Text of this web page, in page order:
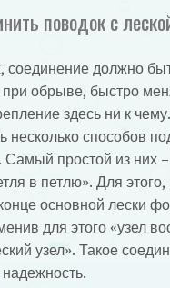
поводок с
соединение должно
при обрыве, быстро
здесь ни к
несколько способов
Самый простой из них
в петлю». Для этого,
основной лески
для этого «узел
узел». Такое
надежность.